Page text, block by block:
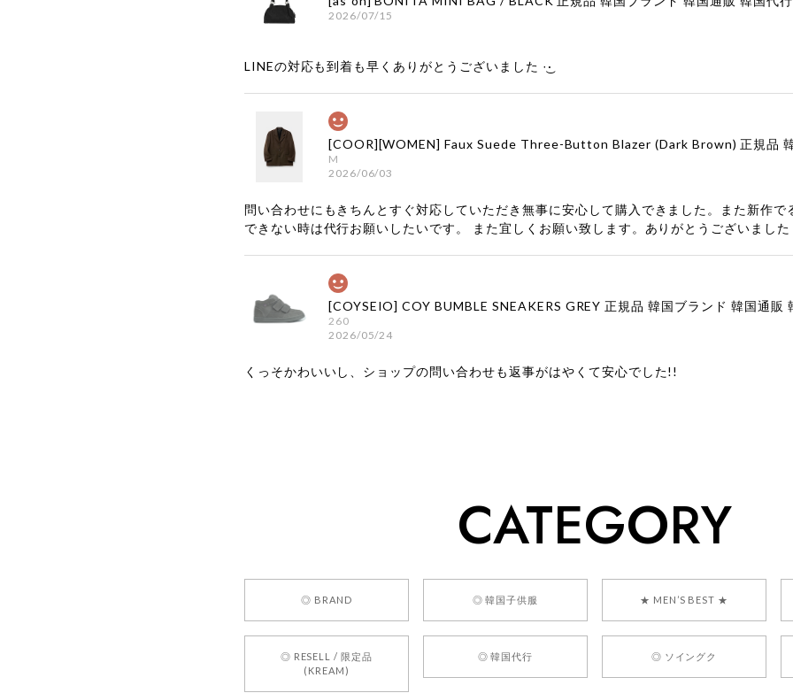
2026/07/15
LINEの対応も到着も早くありがとうございました‪ ·͜·
M
2026/06/03
問い合わせにもきちんとすぐ対応していただき無事に安心して購入できました。また新作で
できない時は代行お願いしたいです。 また宜しくお願い致します。ありがとうございました
260
2026/05/24
くっそかわいいし、ショップの問い合わせも返事がはやくて安心でした!!
2026/05/24
CATEGORY
◎ BRAND ◎ 韓国子供服 ★ MEN’S BEST ★
◎ RESELL / 限定品
(KREAM)
◎ 韓国代行 ◎ ソイングク